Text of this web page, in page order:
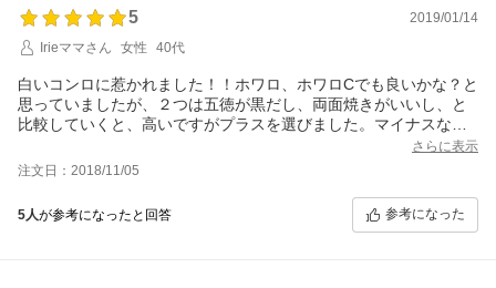
2合炊きでも鍋底に焦げができます。今まで機種は焦げも無く、美
味しく炊けていたのですが、
大火力でより美味しく炊ける仕様なのである程度は焦げる様にな
炊き始めの水温等も検討しましたが、焦げのないごはんは未だ炊
けていません。
炊飯機能で以前のモードを(設定0に追加)残して欲しかったです。
感想：新規の機能を使いこなせていないと思っています。使いこ
なせないのなら、市販品のKG66VTでもよかったのか、汚れてい
て良かったのか、等々。
クは火力が超弱火でも焼き色が入ります。専用クレンザーで焼き
色は落ちますが、粒子が細かいとは言え傷が付きます。女1人で設
置しましたが、重さがあるのでなかなか苦労しました。簡単に設
置出来る様になったとは言え、やはりガスなので、不安はなかな
か消えませんでした。出来ればホース込みで販売して欲しいです
ね。負の点ばかり挙げましたが欲しくて買ったので、少しずつ使
い慣れて行き、大切に使用したいです。でも次回買い直す時は、
5
2019/01/14
Irieママさん
女性 40代
白いコンロに惹かれました！！ホワロ、ホワロCでも良いかな？と
思っていましたが、２つは五徳が黒だし、両面焼きがいいし、と
比較していくと、高いですがプラスを選びました。マイナスな所
は五徳がステンレスだからか使用していくと、変色していくのは
誤算でした。トースターを持ちたくないので、食パンにしっかり
と焼き目がつき、しかも焼き目を選んで自動タイマーでピピッと
お知らせなので、うっかりな私にはピッタリです(笑)ココットプレ
ートで手作りハンバーグを焼いて見ると、フライパンより美味し
さらに表示
注文日：2018/11/05
5人が参考になったと回答 参考になった